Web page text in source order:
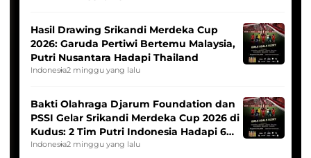
Hasil Drawing Srikandi Merdeka Cup
2026: Garuda Pertiwi Bertemu Malaysia,
Putri Nusantara Hadapi Thailand
Indonesia2 minggu yang lalu
Bakti Olahraga Djarum Foundation dan
PSSI Gelar Srikandi Merdeka Cup 2026 di
Kudus: 2 Tim Putri Indonesia Hadapi 6
Tim Asia
Indonesia2 minggu yang lalu